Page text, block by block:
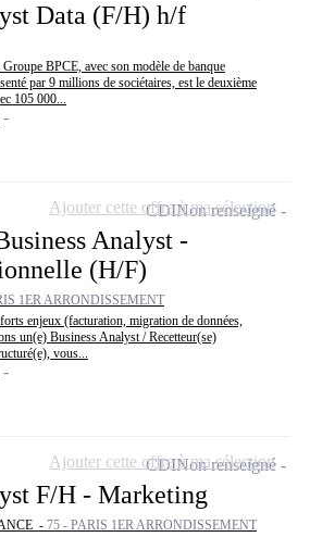
Data (F/H) h/f
BPCE, avec son modèle de banque
par 9 millions de sociétaires, est le deuxième
105 000...
Analyst -
(H/F)
1ER ARRONDISSEMENT
enjeux (facturation, migration de données,
un(e) Business Analyst / Recetteur(se)
vous...
CDINon renseigné
Ajouter cette offre à ma sélection
F/H - Marketing
- 75 - PARIS 1ER ARRONDISSEMENT
CDINon renseigné
Ajouter cette offre à ma sélection